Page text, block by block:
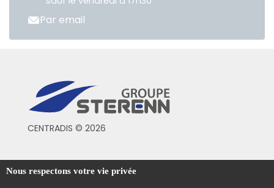
Par email
CENTRADIS © 2026
Conditions générales de vente
Nous respectons votre vie privée